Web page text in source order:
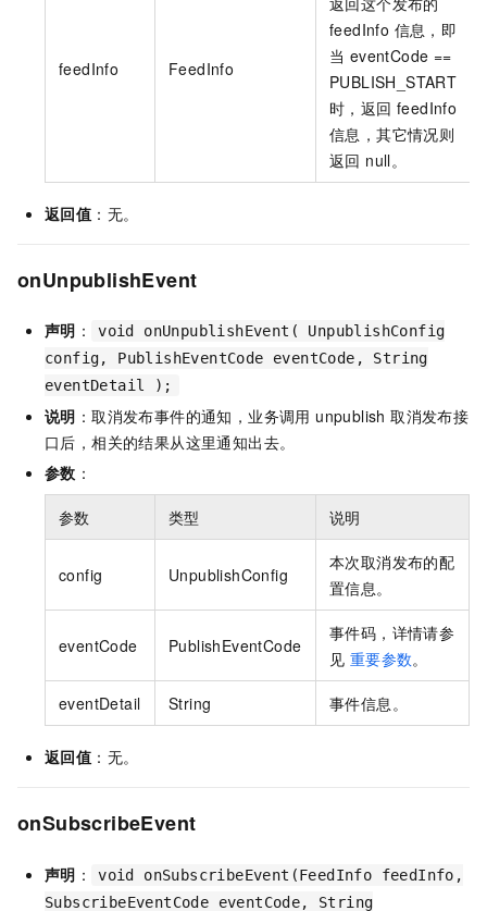
feedInfo FeedInfo
feedInfo 信息，即
当 eventCode ==
PUBLISH_START
时，返回 feedInfo
信息，其它情况则
返回 null。
返回值 ：无。
onUnpublishEvent
声明 ：
void onUnpublishEvent( UnpublishConfig
config, PublishEventCode eventCode, String
eventDetail );
说明 ：取消发布事件的通知，业务调用 unpublish 取消发布接
口后，相关的结果从这里通知出去。
参数 ：
参数 类型 说明
config UnpublishConfig
本次取消发布的配
置信息。
eventCode PublishEventCode
事件码，详情请参
见 重要参数。
eventDetail String 事件信息。
返回值 ：无。
onSubscribeEvent
声明 ：
void onSubscribeEvent(FeedInfo feedInfo,
SubscribeEventCode eventCode, String